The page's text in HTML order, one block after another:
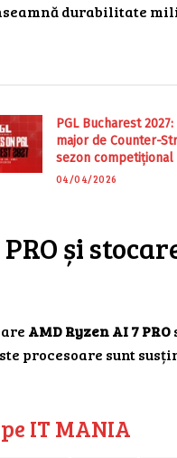
durabilitate
PGL Bucharest
major de Counter-
sezon competițional
04/04/2026
și
AMD Ryzen AI 7 PRO
procesoare sunt
IT MANIA